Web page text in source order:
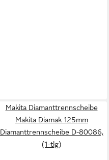
Makita Diamanttrennscheibe
Makita Diamak 125mm
Diamanttrennscheibe D-80086,
(1-tlg)